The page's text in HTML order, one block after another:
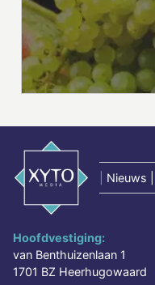
Nieuws
Hoofdvestiging:
van Benthuizenlaan 1
1701 BZ Heerhugowaard